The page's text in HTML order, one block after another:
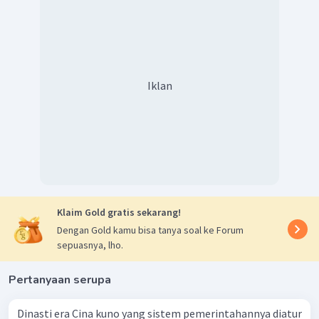
Iklan
Klaim Gold gratis sekarang!
Dengan Gold kamu bisa tanya soal ke Forum
sepuasnya, lho.
Pertanyaan serupa
Dinasti era Cina kuno yang sistem pemerintahannya diatur